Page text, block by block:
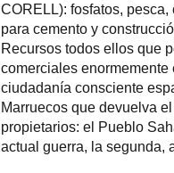
CORELL): fosfatos,
para cemento y
Recursos todos ellos que
comerciales
ciudadanía consciente
Marruecos que devuelva
propietarios: el Pueblo
actual guerra, la segunda,